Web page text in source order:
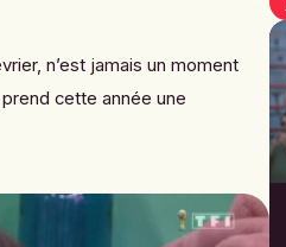
n’est jamais un moment
cette année une